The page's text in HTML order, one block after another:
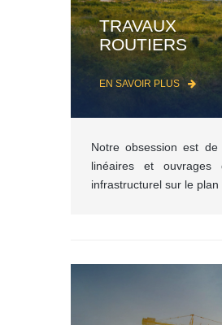
TRAVAUX
ROUTIERS
EN SAVOIR PLUS
Notre obsession est
linéaires et
infrastructurel sur le plan